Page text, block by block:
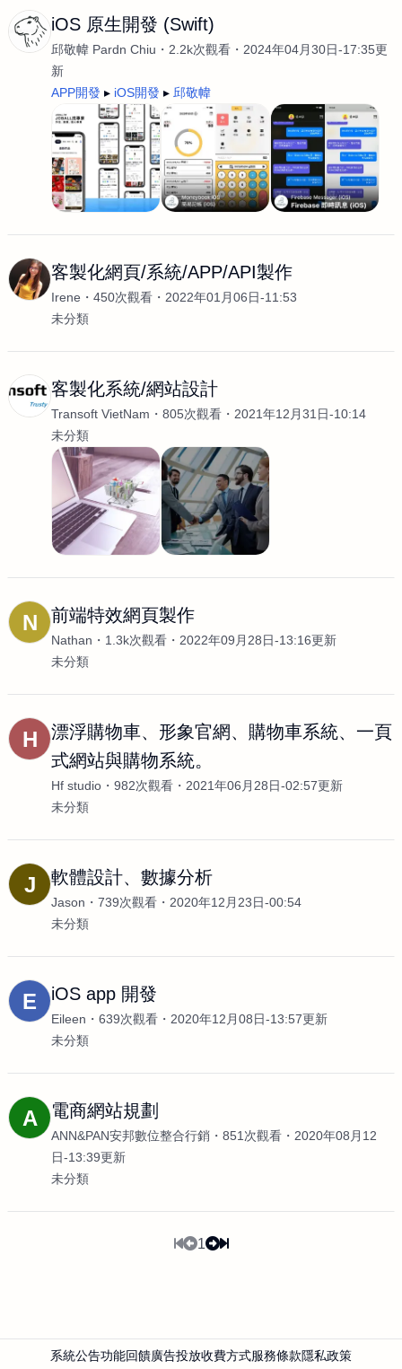
iOS 原生開發 (Swift)
邱敬幃 Pardn Chiu 2.2k次觀看
2024年04月30日-17:35更
新
APP開發
iOS開發 邱敬幃
客製化網頁/系統/APP/API製作
Irene 450次觀看
2022年01月06日-11:53
未分類
客製化系統/網站設計
Transoft VietNam 805次觀看
2021年12月31日-10:14
未分類
N 前端特效網頁製作
Nathan 1.3k次觀看
2022年09月28日-13:16更新
未分類
H
漂浮購物車、形象官網、購物車系統、一頁
式網站與購物系統。
Hf studio 982次觀看
2021年06月28日-02:57更新
未分類
J 軟體設計、數據分析
Jason 739次觀看
2020年12月23日-00:54
未分類
E iOS app 開發
Eileen 639次觀看
2020年12月08日-13:57更新
未分類
A 電商網站規劃
ANN&PAN安邦數位整合行銷 851次觀看
2020年08月12
日-13:39更新
未分類
1
系統公告功能回饋廣告投放收費方式服務條款隱私政策